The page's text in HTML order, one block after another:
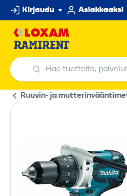
Hyppää
sisältöön
Kirjaudu Asiakkaaksi
Hae tuotteita,
Hae tuotteita,
Ruuvin- ja